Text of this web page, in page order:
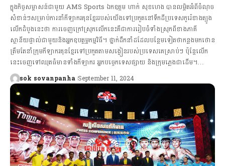
ក្នុងកិច្ចសម្ភាសន៍ជាមួយ AMS Sports ឯកឧត្តម ហាក់ សុខហេង បានលម្អិតអំពីចំណុច
សំខាន់ៗសម្រាប់ការនាំកីឡាករគុនខ្មែររបស់យើងទៅប្រកួតនៅទឹកដីប្រទេសកូរ៉េខាងត្បូង
លើកដំបូងនេះថា ការចេញក្រៅស្រុកលើកនេះគឺជាការរៀបចំទាំងស្រុកពីខាងភាគី
ស្ថានីយផ្ទាល់ជាមួយនិងអ្នកឧបត្ថម្ភកម្មវិធី។ ថ្នាក់ដឹកនាំដដែលបន្ថែមទៀតថាកន្លងមកថោន
ត្រឹមតែនាំក្រុមកីឡាករគុនខ្មែរទៅប្រកួតតាមសង្វៀនរបស់ប្រទេសគេស្រាប់ៗ ប៉ុន្តែលើក
នេះចេញទៅឈុតធំមានទាំងកីឡាករ អ្នកបច្ចេកទេសផ្សាយ និងក្រុមភ្លេងជាដើម។…
sok sovanpanha September 11, 2024